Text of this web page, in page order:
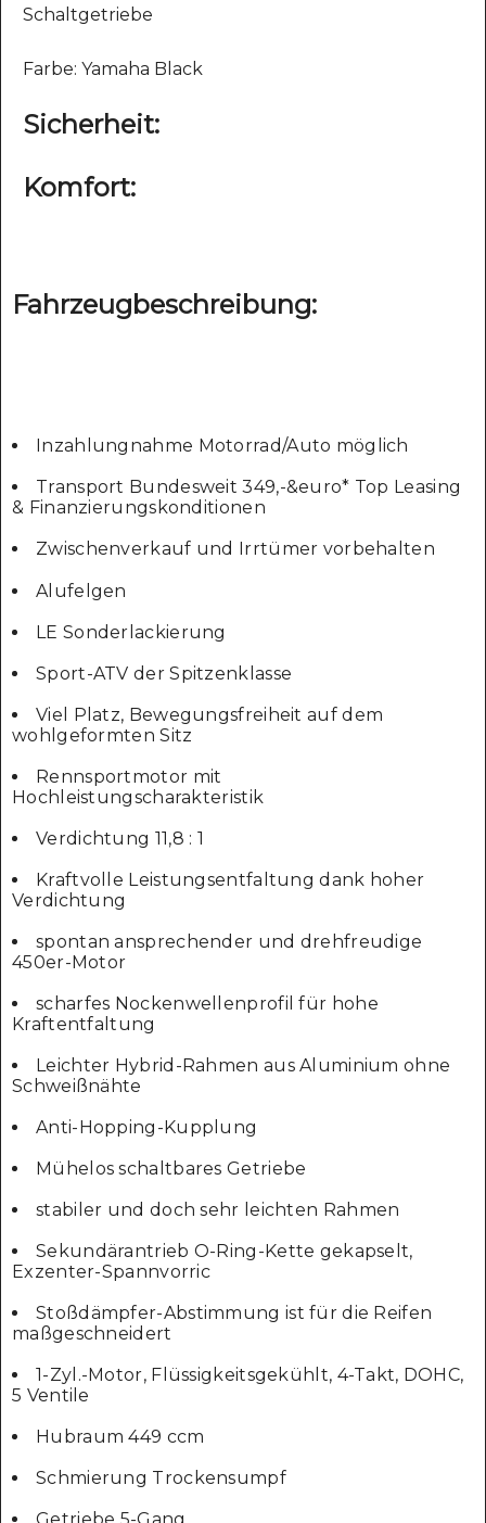
Schaltgetriebe
Farbe: Yamaha Black
Sicherheit:
Komfort:
Fahrzeugbeschreibung:
Inzahlungnahme Motorrad/Auto möglich
Transport Bundesweit 349,-&euro* Top Leasing
& Finanzierungskonditionen
Zwischenverkauf und Irrtümer vorbehalten
Alufelgen
LE Sonderlackierung
Sport-ATV der Spitzenklasse
Viel Platz, Bewegungsfreiheit auf dem
wohlgeformten Sitz
Rennsportmotor mit
Hochleistungscharakteristik
Verdichtung 11,8 : 1
Kraftvolle Leistungsentfaltung dank hoher
Verdichtung
spontan ansprechender und drehfreudige
450er-Motor
scharfes Nockenwellenprofil für hohe
Kraftentfaltung
Leichter Hybrid-Rahmen aus Aluminium ohne
Schweißnähte
Anti-Hopping-Kupplung
Mühelos schaltbares Getriebe
stabiler und doch sehr leichten Rahmen
Sekundärantrieb O-Ring-Kette gekapselt,
Exzenter-Spannvorric
Stoßdämpfer-Abstimmung ist für die Reifen
maßgeschneidert
1-Zyl.-Motor, Flüssigkeitsgekühlt, 4-Takt, DOHC,
5 Ventile
Hubraum 449 ccm
Schmierung Trockensumpf